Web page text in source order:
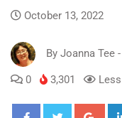
October 13, 2022
By Joanna Tee -
0 3,301